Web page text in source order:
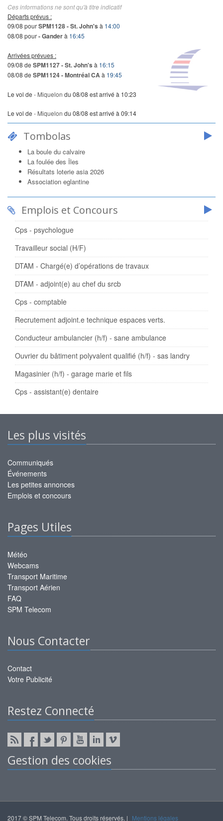
Ces informations ne sont qu'à titre indicatif
Départs prévus :
09/08 pourSPM1128 - St. John's à 14:00
08/08 pour- Ganderà 16:45
Arrivées prévues :
09/08 de SPM1127 - St. John's à 16:15
08/08 de SPM1124 - Montréal CAà 19:45
Le vol de - Miquelon du 08/08 est arrivé à 10:23
Le vol de - Miquelon du 08/08 est arrivé à 09:14
Tombolas
La boule du calvaire
La foulée des Îles
Résultats loterie asia 2026
Association eglantine
Emplois et Concours
Cps - psychologue
Travailleur social (H/F)
DTAM - Chargé(e) d’opérations de travaux
DTAM - adjoint(e) au chef du srcb
Cps - comptable
Recrutement adjoint.e technique espaces verts.
Conducteur ambulancier (h/f) - sane ambulance
Ouvrier du bâtiment polyvalent qualifié (h/f) - sas landry
Magasinier (h/f) - garage marie et fils
Cps - assistant(e) dentaire
Les plus visités
Communiqués
Événements
Les petites annonces
Emplois et concours
Pages Utiles
Météo
Webcams
Transport Maritime
Transport Aérien
FAQ
SPM Telecom
Nous Contacter
Contact
Votre Publicité
Restez Connecté
Gestion des cookies
2017 © SPM Telecom. Tous droits réservés. | Mentions légales